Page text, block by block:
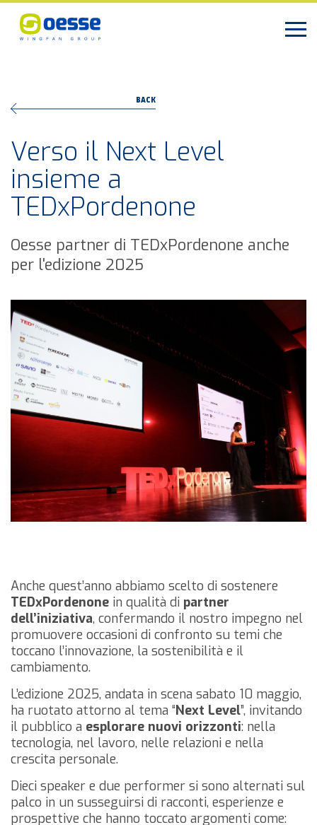
BACK
Verso il Next Level
insieme a
TEDxPordenone
Oesse partner di TEDxPordenone anche
per l'edizione 2025
Anche quest’anno abbiamo scelto di sostenere
TEDxPordenone in qualità di partner
dell’iniziativa, confermando il nostro impegno nel
promuovere occasioni di confronto su temi che
toccano l’innovazione, la sostenibilità e il
cambiamento.
L’edizione 2025, andata in scena sabato 10 maggio,
ha ruotato attorno al tema “Next Level”, invitando
il pubblico a esplorare nuovi orizzonti: nella
tecnologia, nel lavoro, nelle relazioni e nella
crescita personale.
Dieci speaker e due performer si sono alternati sul
palco in un susseguirsi di racconti, esperienze e
prospettive che hanno toccato argomenti come: